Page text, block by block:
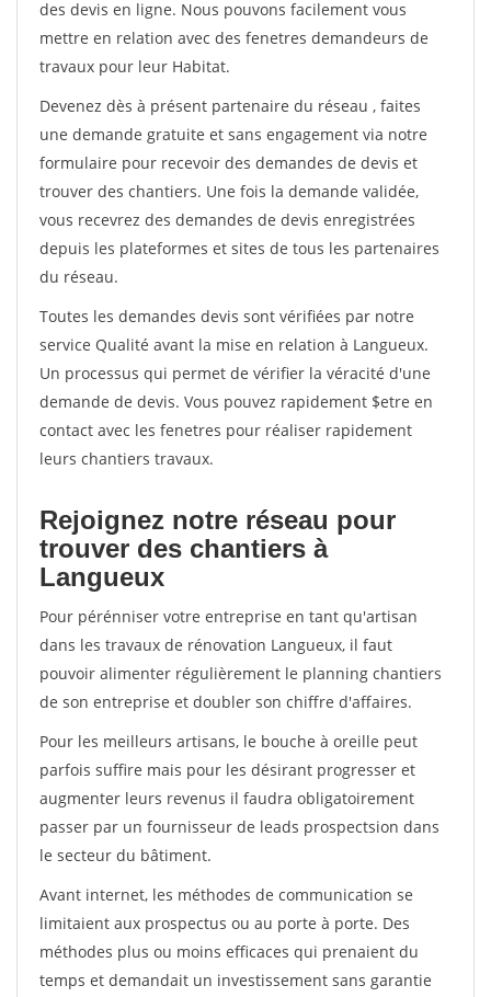
des devis en ligne. Nous pouvons facilement vous
mettre en relation avec des fenetres demandeurs de
travaux pour leur Habitat.
Devenez dès à présent partenaire du réseau , faites
une demande gratuite et sans engagement via notre
formulaire pour recevoir des demandes de devis et
trouver des chantiers. Une fois la demande validée,
vous recevrez des demandes de devis enregistrées
depuis les plateformes et sites de tous les partenaires
du réseau.
Toutes les demandes devis sont vérifiées par notre
service Qualité avant la mise en relation à Langueux.
Un processus qui permet de vérifier la véracité d'une
demande de devis. Vous pouvez rapidement $etre en
contact avec les fenetres pour réaliser rapidement
leurs chantiers travaux.
Rejoignez notre réseau pour
trouver des chantiers à
Langueux
Pour pérénniser votre entreprise en tant qu'artisan
dans les travaux de rénovation Langueux, il faut
pouvoir alimenter régulièrement le planning chantiers
de son entreprise et doubler son chiffre d'affaires.
Pour les meilleurs artisans, le bouche à oreille peut
parfois suffire mais pour les désirant progresser et
augmenter leurs revenus il faudra obligatoirement
passer par un fournisseur de leads prospectsion dans
le secteur du bâtiment.
Avant internet, les méthodes de communication se
limitaient aux prospectus ou au porte à porte. Des
méthodes plus ou moins efficaces qui prenaient du
temps et demandait un investissement sans garantie